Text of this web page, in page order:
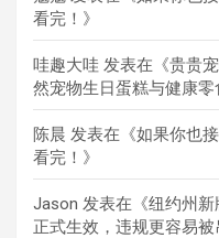
看完！ 》
哇趣大哇 发表在《贵贵
然宠物生日蛋糕与健康零
陈晨 发表在《如果你也
看完！ 》
Jason 发表在《纽约州新
正式生效，违规更容易被